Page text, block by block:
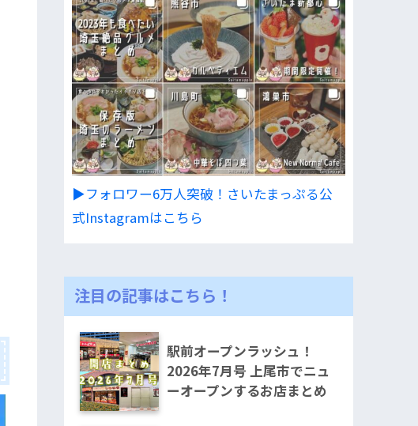
▶︎フォロワー6万人突破！さいたまっぷる公
式Instagramはこちら
注目の記事はこちら！
駅前オープンラッシュ！
2026年7月号 上尾市でニュ
ーオープンするお店まとめ